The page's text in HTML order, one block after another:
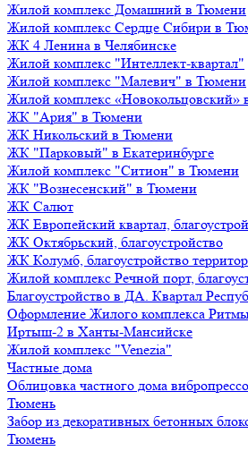
Жилой комплекс Домашний в Тюмени
Жилой комплекс Сердце Сибири в
ЖК 4 Ленина в Челябинске
Жилой комплекс "Интеллект-квартал"
Жилой комплекс "Малевич" в Тюмени
Жилой комплекс «Новокольцовский»
ЖК "Ария" в Тюмени
ЖК Никольский в Тюмени
ЖК "Парковый" в Екатеринбурге
Жилой комплекс "Ситион" в Тюмени
ЖК "Вознесенский" в Тюмени
ЖК Салют
ЖК Европейский квартал,
ЖК Октябрьский, благоустройство
ЖК Колумб, благоустройство
Жилой комплекс Речной порт,
Благоустройство в ДА. Квартал
Оформление Жилого комплекса
Иртыш-2 в Ханты-Мансийске
Жилой комплекс "Venezia"
Частные дома
Облицовка частного дома
Тюмень
Забор из декоративных бетонных
Тюмень